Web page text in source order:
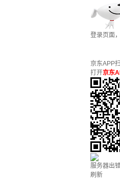
登录页面
京东APP
打开京东
服务器出
刷新